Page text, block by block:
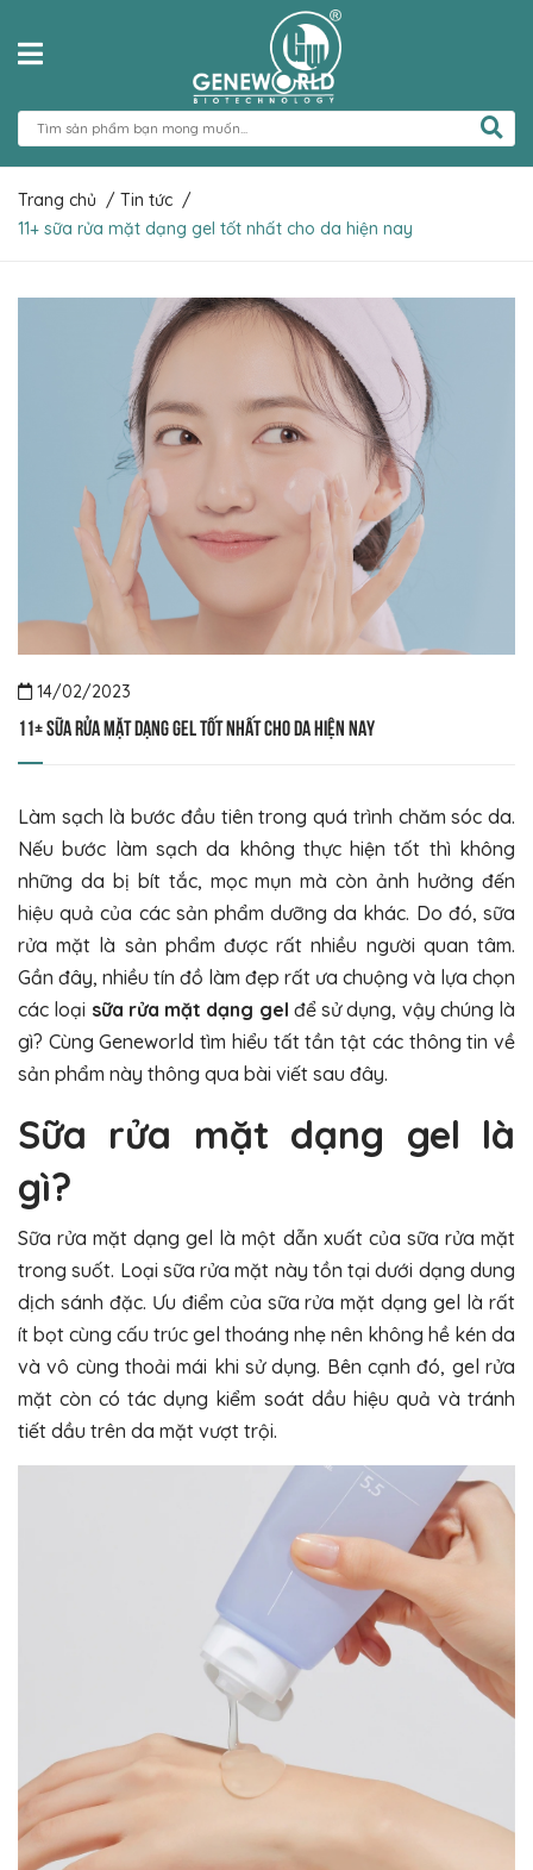
Trang chủ / Tin tức /
11+ sữa rửa mặt dạng gel tốt nhất cho da hiện nay
14/02/2023
11+ sữa rửa mặt dạng gel tốt nhất cho da hiện nay
Làm sạch là bước đầu tiên trong quá trình chăm sóc da.
Nếu bước làm sạch da không thực hiện tốt thì không
những da bị bít tắc, mọc mụn mà còn ảnh hưởng đến
hiệu quả của các sản phẩm dưỡng da khác. Do đó, sữa
rửa mặt là sản phẩm được rất nhiều người quan tâm.
Gần đây, nhiều tín đồ làm đẹp rất ưa chuộng và lựa chọn
các loại sữa rửa mặt dạng gel để sử dụng, vậy chúng là
gì? Cùng Geneworld tìm hiểu tất tần tật các thông tin về
sản phẩm này thông qua bài viết sau đây.
Sữa rửa mặt dạng gel là
gì?
Sữa rửa mặt dạng gel là một dẫn xuất của sữa rửa mặt
trong suốt. Loại sữa rửa mặt này tồn tại dưới dạng dung
dịch sánh đặc. Ưu điểm của sữa rửa mặt dạng gel là rất
ít bọt cùng cấu trúc gel thoáng nhẹ nên không hề kén da
và vô cùng thoải mái khi sử dụng. Bên cạnh đó, gel rửa
mặt còn có tác dụng kiểm soát dầu hiệu quả và tránh
tiết dầu trên da mặt vượt trội.